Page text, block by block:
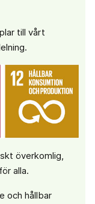
till vårt
överkomlig,
alla.
och hållbar